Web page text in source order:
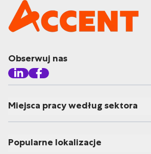
Obserwuj nas
Miejsca pracy według sektora
Popularne lokalizacje